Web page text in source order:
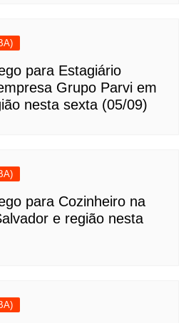
para Estagiário
Grupo Parvi em
nesta sexta (05/09)
para Cozinheiro na
e região nesta